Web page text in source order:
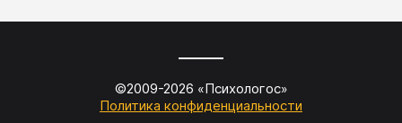
©2009-2026 «Психологос»
Политика конфиденциальности